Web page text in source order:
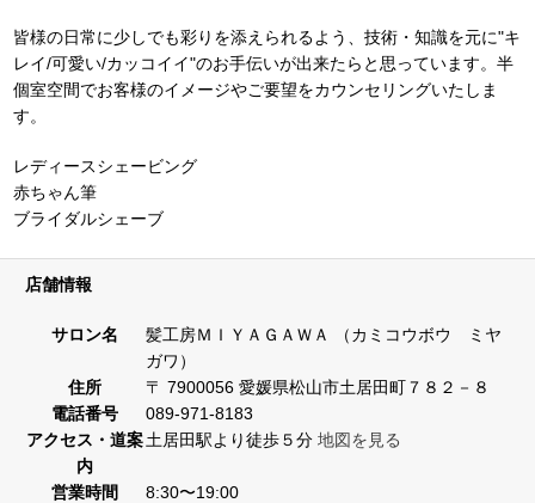
皆様の日常に少しでも彩りを添えられるよう、技術・知識を元に"キ
レイ/可愛い/カッコイイ"のお手伝いが出来たらと思っています。半
個室空間でお客様のイメージやご要望をカウンセリングいたしま
す。
レディースシェービング
赤ちゃん筆
ブライダルシェーブ
店舗情報
サロン名
髪工房ＭＩＹＡＧＡＷＡ （カミコウボウ ミヤ
ガワ）
住所
〒 7900056 愛媛県松山市土居田町７８２－８
電話番号
089-971-8183
アクセス・道案
内
土居田駅より徒歩５分 地図を見る
営業時間
8:30〜19:00